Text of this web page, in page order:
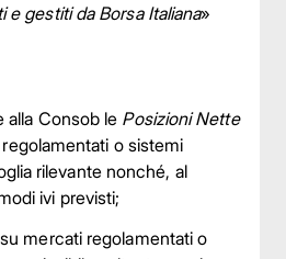
e gestiti da Borsa Italiana»
alla Consob le Posizioni Nette
o sistemi
rilevante nonché, al
ivi previsti;
mercati regolamentati o